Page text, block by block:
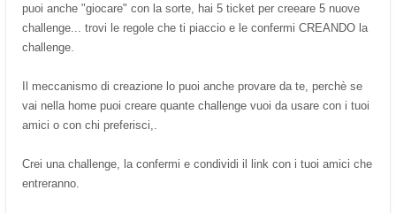
puoi anche "giocare" con la sorte, hai 5 ticket per creeare 5 nuove
challenge... trovi le regole che ti piaccio e le confermi CREANDO la
challenge.
Il meccanismo di creazione lo puoi anche provare da te, perchè se
vai nella home puoi creare quante challenge vuoi da usare con i tuoi
amici o con chi preferisci,.
Crei una challenge, la confermi e condividi il link con i tuoi amici che
entreranno.